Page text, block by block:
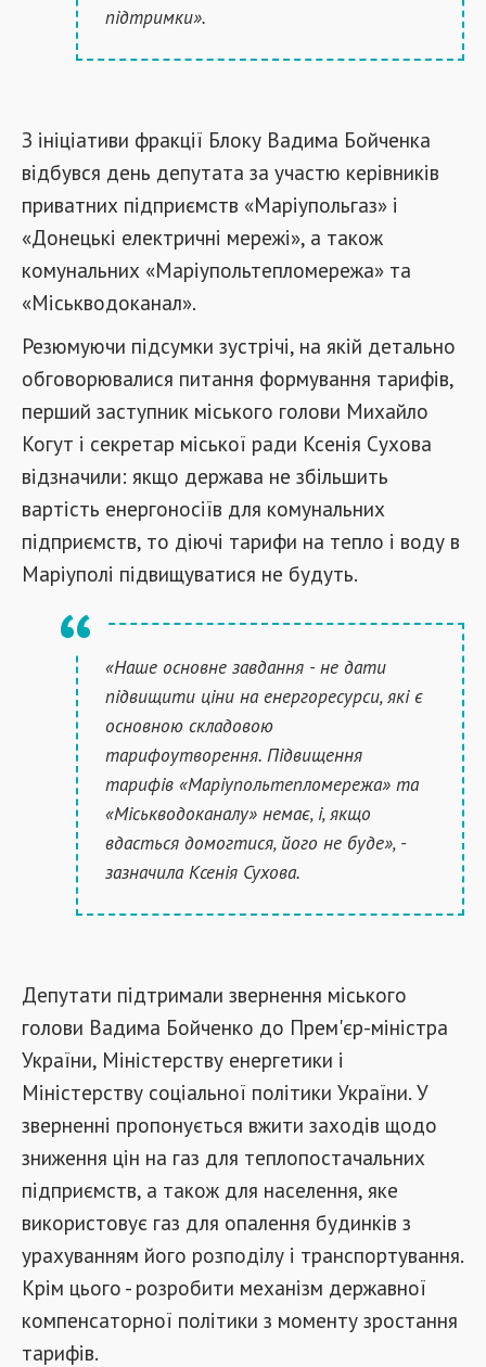
підтримки».
З ініціативи фракції Блоку Вадима Бойченка
відбувся день депутата за участю керівників
приватних підприємств «Маріупольгаз» і
«Донецькі електричні мережі», а також
комунальних «Маріупольтепломережа» та
«Міськводоканал».
Резюмуючи підсумки зустрічі, на якій детально
обговорювалися питання формування тарифів,
перший заступник міського голови Михайло
Когут і секретар міської ради Ксенія Сухова
відзначили: якщо держава не збільшить
вартість енергоносіїв для комунальних
підприємств, то діючі тарифи на тепло і воду в
Маріуполі підвищуватися не будуть.
«Наше основне завдання - не дати
підвищити ціни на енергоресурси, які є
основною складовою
тарифоутворення. Підвищення
тарифів «Маріупольтепломережа» та
«Міськводоканалу» немає, і, якщо
вдасться домогтися, його не буде», -
зазначила Ксенія Сухова.
Депутати підтримали звернення міського
голови Вадима Бойченко до Прем'єр-міністра
України, Міністерству енергетики і
Міністерству соціальної політики України. У
зверненні пропонується вжити заходів щодо
зниження цін на газ для теплопостачальних
підприємств, а також для населення, яке
використовує газ для опалення будинків з
урахуванням його розподілу і транспортування.
Крім цього - розробити механізм державної
компенсаторної політики з моменту зростання
тарифів.